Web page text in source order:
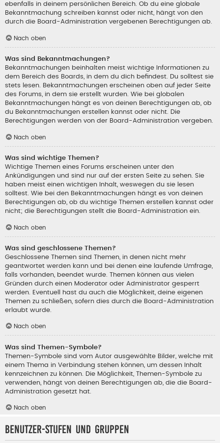
ebenfalls in deinem persönlichen Bereich. Ob du eine globale
Bekanntmachung schreiben kannst oder nicht, hängt von den
durch die Board-Administration vergebenen Berechtigungen ab.
Nach oben
Was sind Bekanntmachungen?
Bekanntmachungen beinhalten meist wichtige Informationen zu
dem Bereich des Boards, in dem du dich befindest. Du solltest sie
stets lesen. Bekanntmachungen erscheinen oben auf jeder Seite
des Forums, in dem sie erstellt wurden. Wie bei globalen
Bekanntmachungen hängt es von deinen Berechtigungen ab, ob
du Bekanntmachungen erstellen kannst oder nicht. Die
Berechtigungen werden von der Board-Administration vergeben.
Nach oben
Was sind wichtige Themen?
Wichtige Themen eines Forums erscheinen unter den
Ankündigungen und sind nur auf der ersten Seite zu sehen. Sie
haben meist einen wichtigen Inhalt, weswegen du sie lesen
solltest. Wie bei den Bekanntmachungen hängt es von deinen
Berechtigungen ab, ob du wichtige Themen erstellen kannst oder
nicht; die Berechtigungen stellt die Board-Administration ein.
Nach oben
Was sind geschlossene Themen?
Geschlossene Themen sind Themen, in denen nicht mehr
geantwortet werden kann und bei denen eine laufende Umfrage,
falls vorhanden, beendet wurde. Themen können aus vielen
Gründen durch einen Moderator oder Administrator gesperrt
werden. Eventuell hast du auch die Möglichkeit, deine eigenen
Themen zu schließen, sofern dies durch die Board-Administration
erlaubt wurde.
Nach oben
Was sind Themen-Symbole?
Themen-Symbole sind vom Autor ausgewählte Bilder, welche mit
einem Thema in Verbindung stehen können, um dessen Inhalt
kennzeichnen zu können. Die Möglichkeit, Themen-Symbole zu
verwenden, hängt von deinen Berechtigungen ab, die die Board-
Administration gesetzt hat.
Nach oben
Benutzer-Stufen und Gruppen